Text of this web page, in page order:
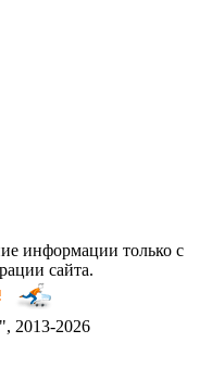
информации только с
сайта.
2013-2026